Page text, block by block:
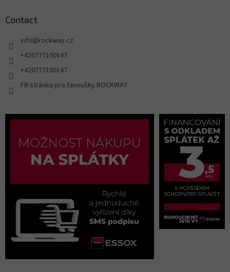
Contact
info@rockway.cz
+420777100147
+420777100147
FB stránka pro fanoušky ROCKWAY